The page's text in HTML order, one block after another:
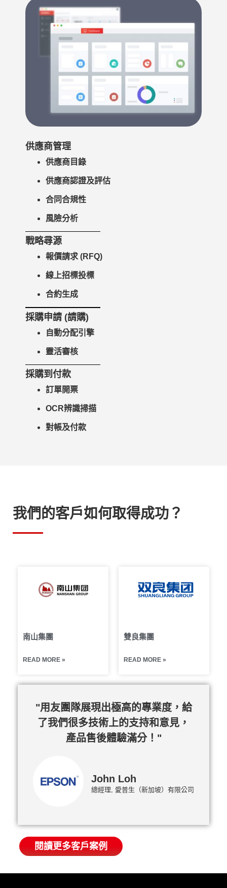
供應商管理
供應商目錄
供應商認證及評估
合同合規性
風險分析
戰略尋源
報價請求 (RFQ)
線上招標投標
合約生成
採購申請 (請購)
自動分配引擎
靈活審核
採購到付款
訂單開票
OCR辨識掃描
對帳及付款
我們的客戶如何取得成功？
南山集團
READ MORE »
雙良集團
READ MORE »
"用友團隊展現出極高的專業度，給
了我們很多技術上的支持和意見，
產品售後體驗滿分！"
John Loh
總經理, 愛普生（新加坡）有限公司
閱讀更多客戶案例